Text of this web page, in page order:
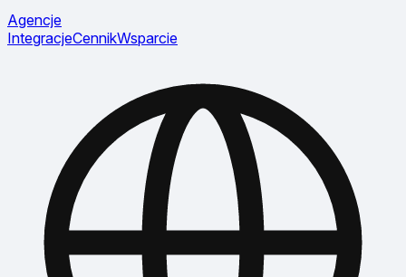
Agencje
IntegracjeCennikWsparcie